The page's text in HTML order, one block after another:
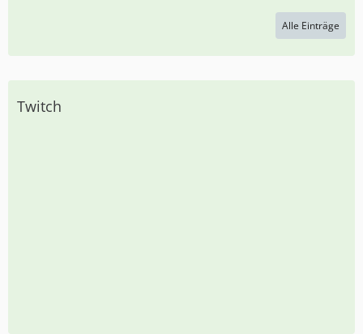
Alle Einträge
Twitch